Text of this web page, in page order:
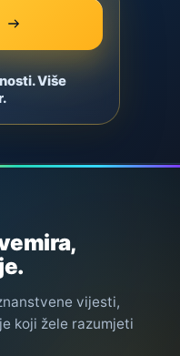
Više
vijesti,
koji žele razumjeti